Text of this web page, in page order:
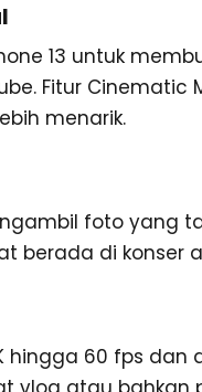
13 untuk
Fitur Cinematic
menarik.
foto yang
berada di konser
60 fps dan